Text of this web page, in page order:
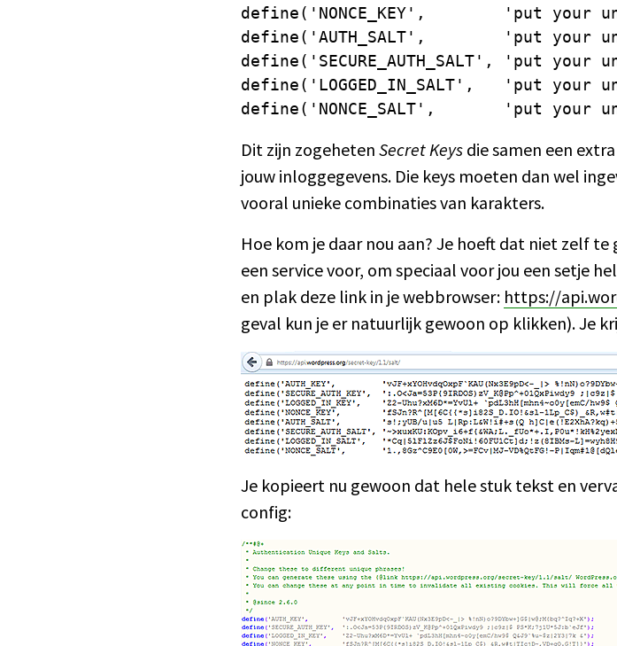
define('NONCE_KEY',        'put your
define('AUTH_SALT',        'put your
define('SECURE_AUTH_SALT', 'put your
define('LOGGED_IN_SALT',   'put your
define('NONCE_SALT',       'put your
Dit zijn zogeheten Secret Keys die samen een
jouw inloggegevens. Die keys moeten dan wel
vooral unieke combinaties van karakters.
Hoe kom je daar nou aan? Je hoeft dat niet zelf
een service voor, om speciaal voor jou een setje
en plak deze link in je webbrowser: https://
geval kun je er natuurlijk gewoon op klikken). Je
Je kopieert nu gewoon dat hele stuk tekst en
config: